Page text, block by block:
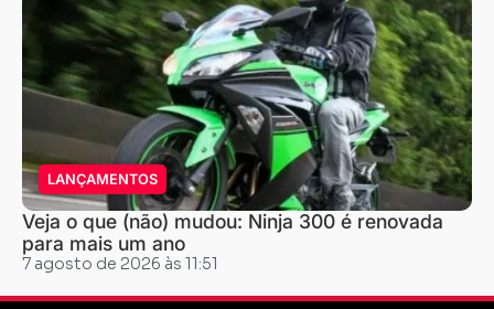
LANÇAMENTOS
Veja o que (não) mudou: Ninja 300 é renovada
para mais um ano
7 agosto de 2026 às 11:51